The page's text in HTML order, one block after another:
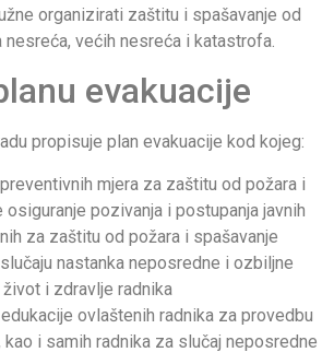
organizirati zaštitu i spašavanje od
većih nesreća i katastrofa.
evakuacije
propisuje plan evakuacije kod kojeg:
mjera za zaštitu od požara i
osiguranje pozivanja i postupanja javnih
za zaštitu od požara i spašavanje
nastanka neposredne i ozbiljne
i zdravlje radnika
ovlaštenih radnika za provedbu
i samih radnika za slučaj neposredne